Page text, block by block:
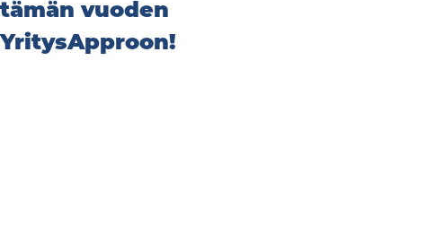
tämän vuoden
YritysApproon!